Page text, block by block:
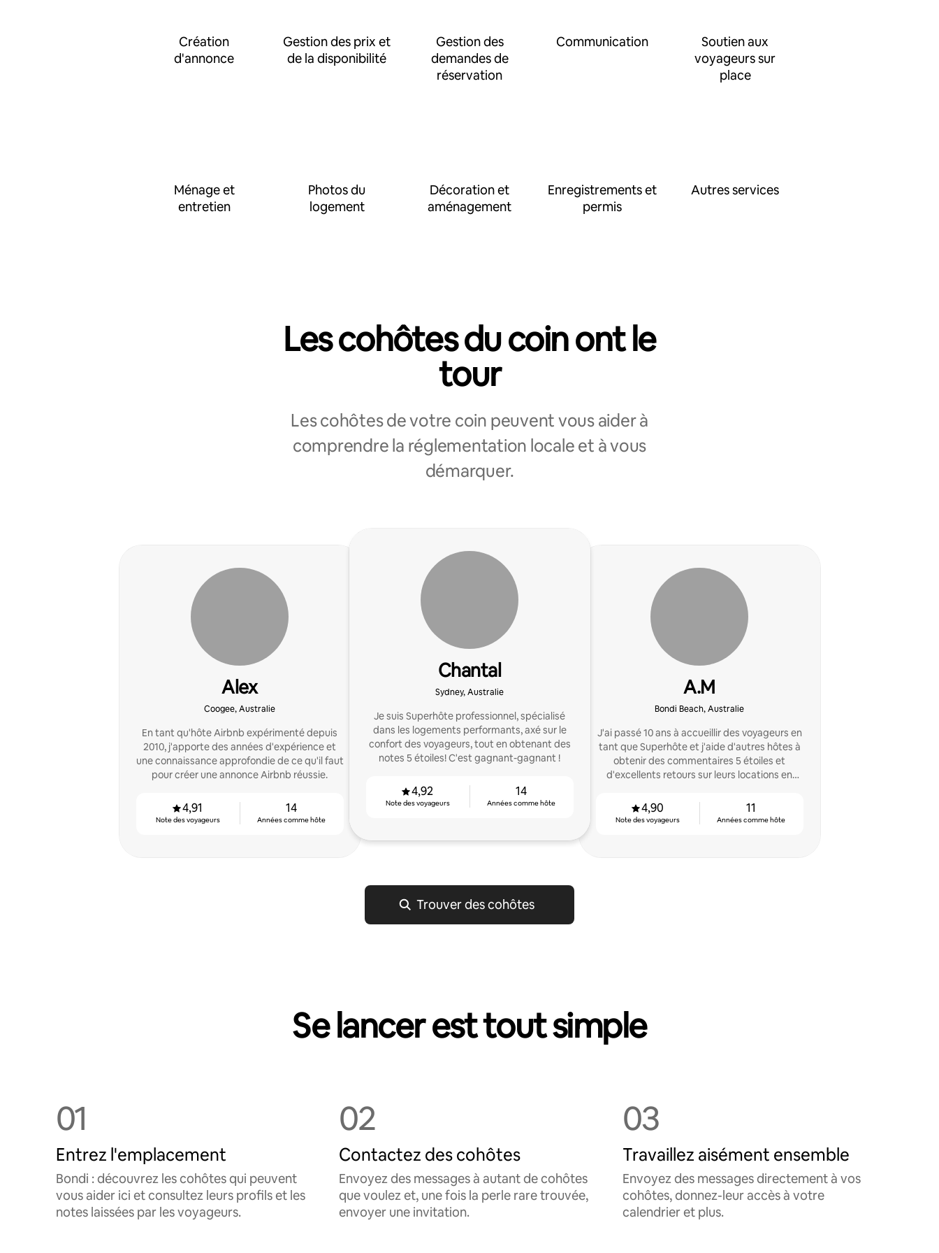
Création
d'annonce
Gestion des prix et
de la disponibilité
Gestion des
demandes de
réservation
Communication
Soutien aux
voyageurs sur
place
Ménage et
entretien
Photos du
logement
Décoration et
aménagement
Enregistrements et
permis
Autres services
Les cohôtes du coin ont le
tour
Les cohôtes de votre coin peuvent vous aider à
comprendre la réglementation locale et à vous
démarquer.
Alex
Coogee, Australie
En tant qu'hôte Airbnb expérimenté depuis
2010, j'apporte des années d'expérience et
une connaissance approfondie de ce qu'il faut
pour créer une annonce Airbnb réussie.
4,91
Note des voyageurs
14
Années comme hôte
Chantal
Sydney, Australie
Je suis Superhôte professionnel, spécialisé
dans les logements performants, axé sur le
confort des voyageurs, tout en obtenant des
notes 5 étoiles! C'est gagnant-gagnant !
4,92
Note des voyageurs
14
Années comme hôte
A.M
Bondi Beach, Australie
J'ai passé 10 ans à accueillir des voyageurs en
tant que Superhôte et j'aide d'autres hôtes à
obtenir des commentaires 5 étoiles et
d'excellents retours sur leurs locations en
expériences incroyables.
4,90
Note des voyageurs
11
Années comme hôte
Trouver des cohôtes
Se lancer est tout simple
01
Entrez l'emplacement
Bondi : découvrez les cohôtes qui peuvent
vous aider ici et consultez leurs profils et les
notes laissées par les voyageurs.
02
Contactez des cohôtes
Envoyez des messages à autant de cohôtes
que voulez et, une fois la perle rare trouvée,
envoyer une invitation.
03
Travaillez aisément ensemble
Envoyez des messages directement à vos
cohôtes, donnez-leur accès à votre
calendrier et plus.